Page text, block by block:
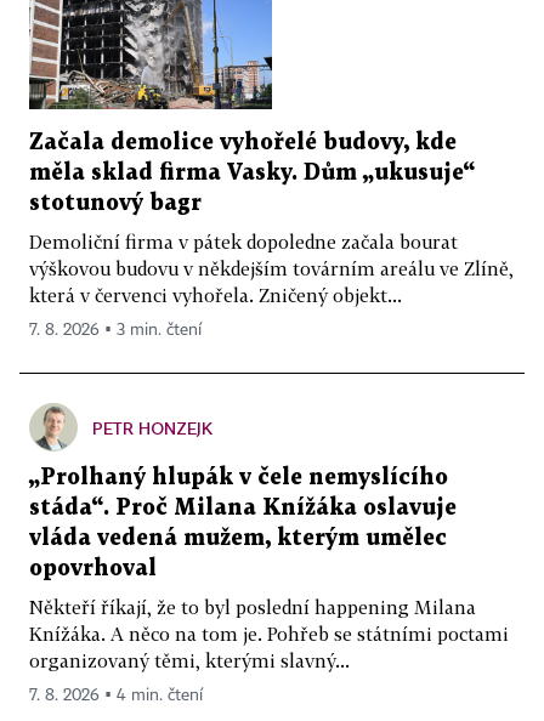
Začala demolice vyhořelé budovy, kde
měla sklad firma Vasky. Dům „ukusuje“
stotunový bagr
Demoliční firma v pátek dopoledne začala bourat
výškovou budovu v někdejším továrním areálu ve Zlíně,
která v červenci vyhořela. Zničený objekt...
7. 8. 2026 ▪ 3 min. čtení
PETR HONZEJK
„Prolhaný hlupák v čele nemyslícího
stáda“. Proč Milana Knížáka oslavuje
vláda vedená mužem, kterým umělec
opovrhoval
Někteří říkají, že to byl poslední happening Milana
Knížáka. A něco na tom je. Pohřeb se státními poctami
organizovaný těmi, kterými slavný...
7. 8. 2026 ▪ 4 min. čtení